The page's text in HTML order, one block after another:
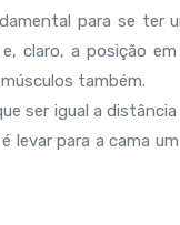
para se ter
claro, a posição
também.
ser igual a
levar para a cama